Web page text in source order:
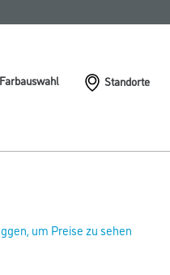
Farbauswahl
Standorte
um Preise zu sehen